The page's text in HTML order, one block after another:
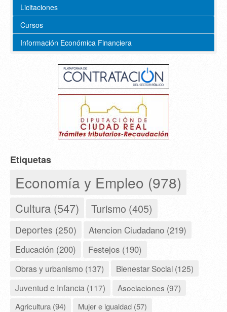
Licitaciones
Cursos
Información Económica Financiera
Etiquetas
Economía y Empleo (978)
Cultura (547) Turismo (405)
Deportes (250) Atencion Ciudadano (219)
Educación (200) Festejos (190)
Obras y urbanismo (137)
Bienestar Social (125)
Juventud e Infancia (117)
Asociaciones (97)
Agricultura (94)
Mujer e igualdad (57)